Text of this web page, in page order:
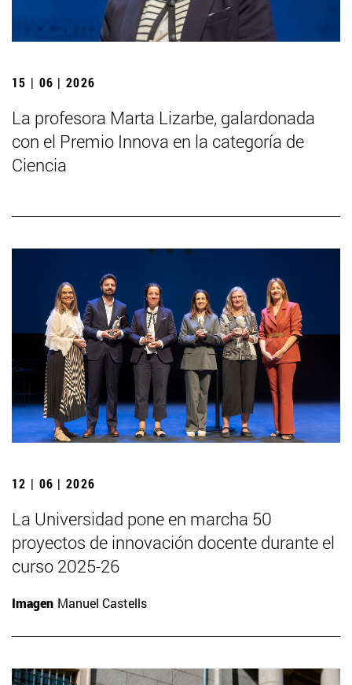
15 | 06 | 2026
La profesora Marta Lizarbe, galardonada
con el Premio Innova en la categoría de
Ciencia
12 | 06 | 2026
La Universidad pone en marcha 50
proyectos de innovación docente durante el
curso 2025-26
Imagen Manuel Castells